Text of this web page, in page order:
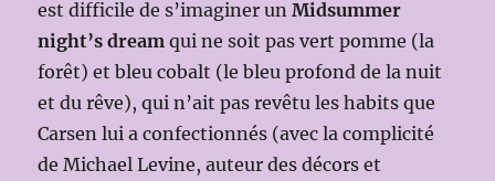
est difficile de s’imaginer unMidsummer
night’s dreamqui ne soit pas vert pomme (la
forêt) et bleu cobalt (le bleu profond de la nuit
et du rêve), qui n’ait pas revêtu les habits que
Carsen lui a confectionnés (avec la complicité
de Michael Levine, auteur des décors et